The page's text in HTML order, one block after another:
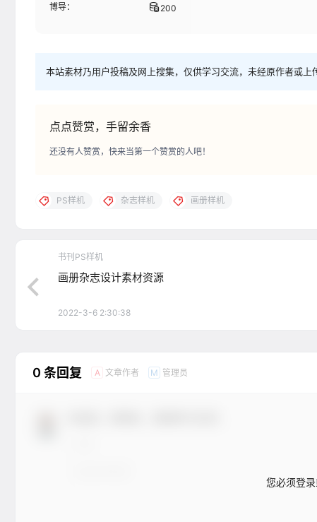
博导： 200
本站素材乃用户投稿及网上搜集，仅供学习交流，未经原作者或
点点赞赏，手留余香
还没有人赞赏，快来当第一个赞赏的人吧！
PS样机 杂志样机 画册样机
书刊PS样机
画册杂志设计素材资源
2022-3-6 2:30:38
0 条回复 A 文章作者 M 管理员
您必须登